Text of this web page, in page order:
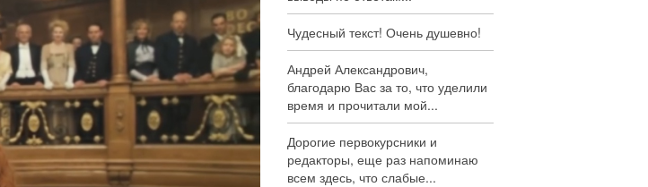
Чудесный текст! Очень душевно!
Андрей Александрович,
благодарю Вас за то, что уделили
время и прочитали мой...
Дорогие первокурсники и
редакторы, еще раз напоминаю
всем здесь, что слабые...